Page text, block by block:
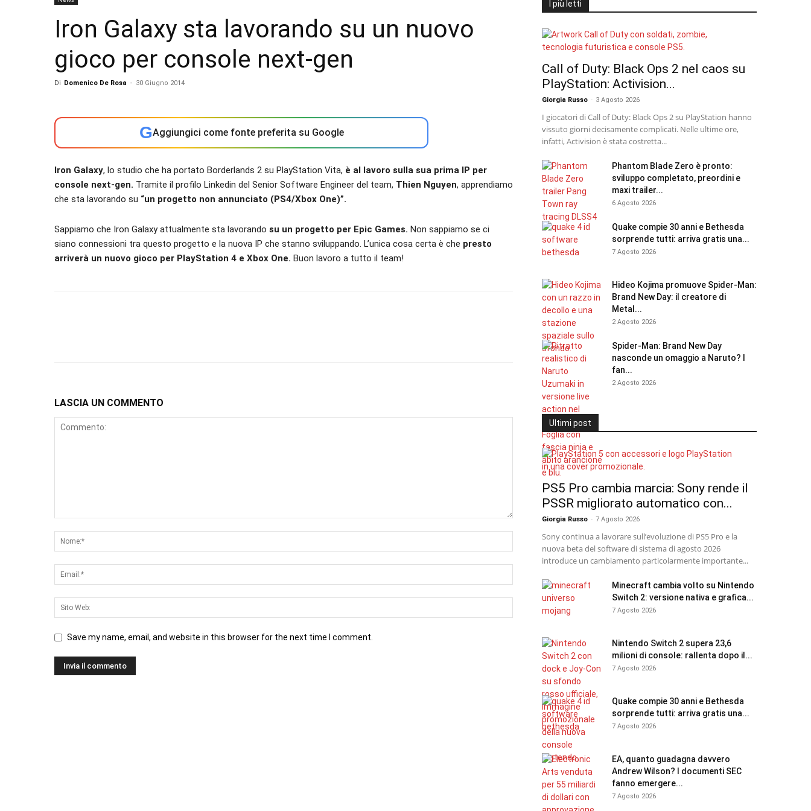
Iron Galaxy sta lavorando su un nuovo
gioco per console next-gen
Di Domenico De Rosa - 30 Giugno 2014
GAggiungici come fonte preferita su Google
Iron Galaxy, lo studio che ha portato Borderlands 2 su PlayStation Vita, è al lavoro sulla sua prima IP per
console next-gen. Tramite il profilo Linkedin del Senior Software Engineer del team, Thien Nguyen, apprendiamo
che sta lavorando su “un progetto non annunciato (PS4/Xbox One)”.
Sappiamo che Iron Galaxy attualmente sta lavorando su un progetto per Epic Games. Non sappiamo se ci
siano connessioni tra questo progetto e la nuova IP che stanno sviluppando. L’unica cosa certa è che presto
arriverà un nuovo gioco per PlayStation 4 e Xbox One. Buon lavoro a tutto il team!
LASCIA UN COMMENTO
Save my name, email, and website in this browser for the next time I comment.
I più letti
Call of Duty: Black Ops 2 nel caos su
PlayStation: Activision...
Giorgia Russo - 3 Agosto 2026
I giocatori di Call of Duty: Black Ops 2 su PlayStation hanno
vissuto giorni decisamente complicati. Nelle ultime ore,
infatti, Activision è stata costretta...
Phantom Blade Zero è pronto:
sviluppo completato, preordini e
maxi trailer...
6 Agosto 2026
Quake compie 30 anni e Bethesda
sorprende tutti: arriva gratis una...
7 Agosto 2026
Hideo Kojima promuove Spider-Man:
Brand New Day: il creatore di
Metal...
2 Agosto 2026
Spider-Man: Brand New Day
nasconde un omaggio a Naruto? I
fan...
2 Agosto 2026
Ultimi post
PS5 Pro cambia marcia: Sony rende il
PSSR migliorato automatico con...
Giorgia Russo - 7 Agosto 2026
Sony continua a lavorare sull’evoluzione di PS5 Pro e la
nuova beta del software di sistema di agosto 2026
introduce un cambiamento particolarmente importante...
Minecraft cambia volto su Nintendo
Switch 2: versione nativa e grafica...
7 Agosto 2026
Nintendo Switch 2 supera 23,6
milioni di console: rallenta dopo il...
7 Agosto 2026
Quake compie 30 anni e Bethesda
sorprende tutti: arriva gratis una...
7 Agosto 2026
EA, quanto guadagna davvero
Andrew Wilson? I documenti SEC
fanno emergere...
7 Agosto 2026